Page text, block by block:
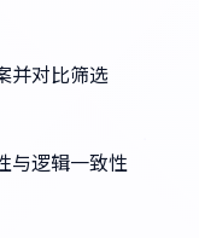
并对比筛选
与逻辑一致性